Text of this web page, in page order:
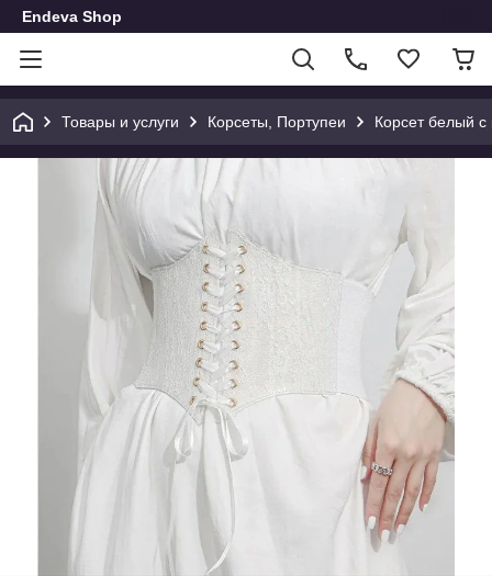
Endeva Shop
Товары и услуги Корсеты, Портупеи Корсет белый с